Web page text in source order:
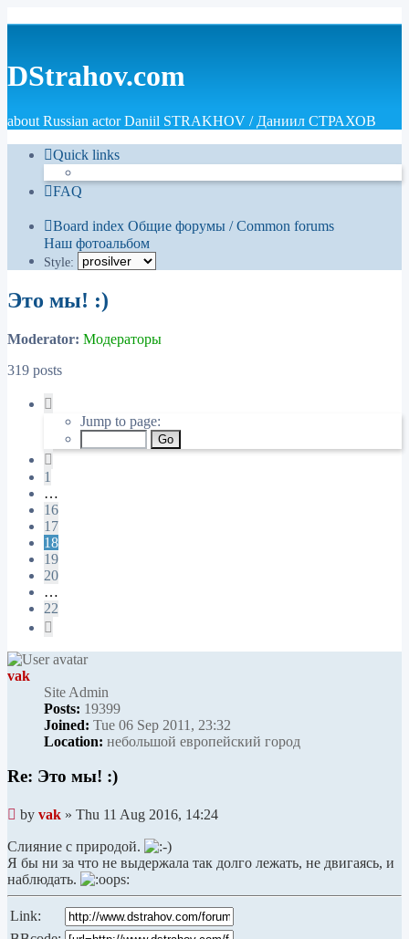
DStrahov.com
about Russian actor Daniil STRAKHOV / Даниил СТРАХОВ
Quick links
FAQ
Board index Общие форумы / Common forums
Наш фотоальбом
Style:
Это мы! :)
Moderator: Модераторы
319 posts
18
22
Jump to page:
Previous
1
…
16
17
18
19
20
…
22
vak
Site Admin
Posts: 19399
Joined: Tue 06 Sep 2011, 23:32
Location: небольшой европейский город
Re: Это мы! :)
Unread
post
by vak » Thu 11 Aug 2016, 14:24
Слияние с природой.
Я бы ни за что не выдержала так долго лежать, не двигаясь, и
наблюдать.
Link: